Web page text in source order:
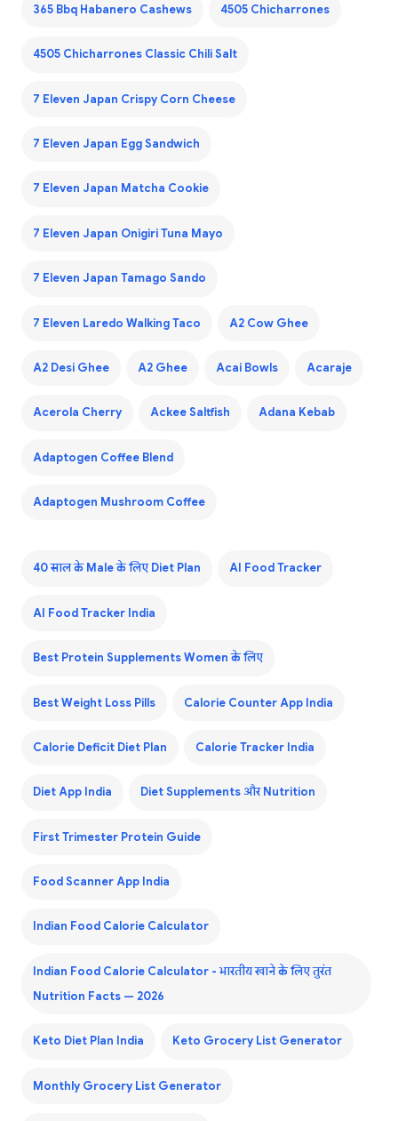
365 Bbq Habanero Cashews 4505 Chicharrones
4505 Chicharrones Classic Chili Salt
7 Eleven Japan Crispy Corn Cheese
7 Eleven Japan Egg Sandwich
7 Eleven Japan Matcha Cookie
7 Eleven Japan Onigiri Tuna Mayo
7 Eleven Japan Tamago Sando
7 Eleven Laredo Walking Taco A2 Cow Ghee
A2 Desi Ghee A2 Ghee Acai Bowls Acaraje
Acerola Cherry Ackee Saltfish Adana Kebab
Adaptogen Coffee Blend
Adaptogen Mushroom Coffee
40 साल के Male के लिए Diet Plan AI Food Tracker
AI Food Tracker India
Best Protein Supplements Women के लिए
Best Weight Loss Pills Calorie Counter App India
Calorie Deficit Diet Plan Calorie Tracker India
Diet App India Diet Supplements और Nutrition
First Trimester Protein Guide
Food Scanner App India
Indian Food Calorie Calculator
Indian Food Calorie Calculator - भारतीय खाने के लिए तुरंत
Nutrition Facts — 2026
Keto Diet Plan India Keto Grocery List Generator
Monthly Grocery List Generator